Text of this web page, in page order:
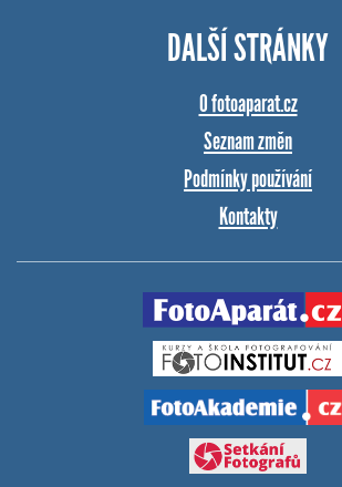
DALŠÍ STRÁNKY
O fotoaparat.cz
Seznam změn
Podmínky používání
Kontakty